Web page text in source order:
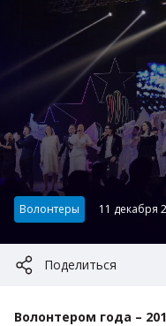
Категория:
Волонтеры 11 декабря
Поделиться
Волонтером года –